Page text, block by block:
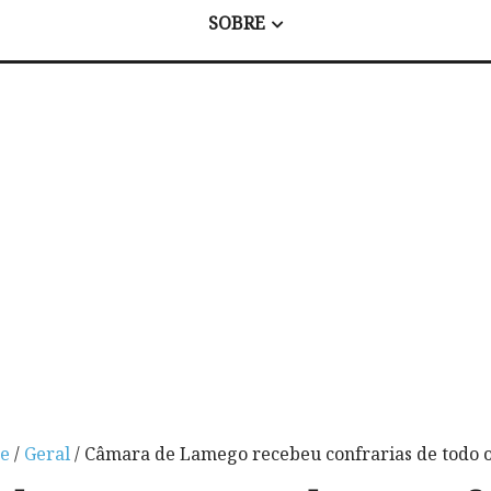
SOBRE
/ Geral/ Câmara de Lamego recebeu confrarias de todo